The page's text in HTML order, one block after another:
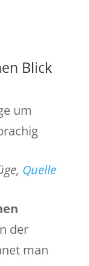
Blick
Quelle
der
man